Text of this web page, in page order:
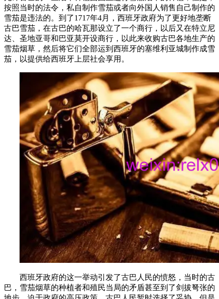
按照当时的法令，私自制作雪茄或者向外国人销售自己制作的
雪茄是违法的。到了1717年4月，西班牙政府为了更好地垄断
古巴雪茄，在古巴的哈瓦那设立了一个商行，以后又在特立尼
达、圣地亚哥和巴亚莫开设商行，以此来收购古巴各地生产的
雪茄烟草，然后将它们全部运到西班牙的塞维利亚城制作成雪
茄，以提供给西班牙上层社会享用。
西班牙政府的这一举动引发了古巴人民的愤怒，当时的古
巴，雪茄烟草的种植者和殖民当局的矛盾甚至到了剑拔弩张的